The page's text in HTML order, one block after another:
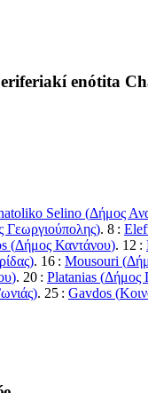
enótita
Selino (Δήμος
Γεωργιούπολης). 8 :
(Δήμος Καντάνου). 12 :
). 16 : Mousouri (
). 20 : Platanias (Δήμος
). 25 : Gavdos (